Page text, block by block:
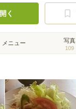
く
メニュー 写真
109